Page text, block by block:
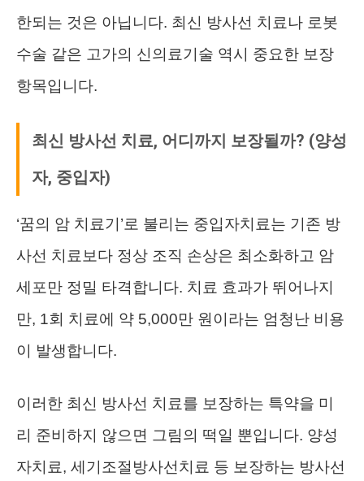
한되는 것은 아닙니다. 최신 방사선 치료나 로봇
수술 같은 고가의 신의료기술 역시 중요한 보장
항목입니다.
최신 방사선 치료, 어디까지 보장될까? (양성
자, 중입자)
‘꿈의 암 치료기’로 불리는 중입자치료는 기존 방
사선 치료보다 정상 조직 손상은 최소화하고 암
세포만 정밀 타격합니다. 치료 효과가 뛰어나지
만, 1회 치료에 약 5,000만 원이라는 엄청난 비용
이 발생합니다.
이러한 최신 방사선 치료를 보장하는 특약을 미
리 준비하지 않으면 그림의 떡일 뿐입니다. 양성
자치료, 세기조절방사선치료 등 보장하는 방사선